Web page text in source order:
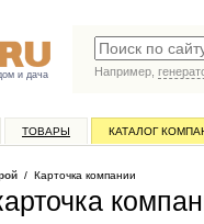
и дача
Например,
ТОВАРЫ КАТАЛОГ
/ Карточка компании